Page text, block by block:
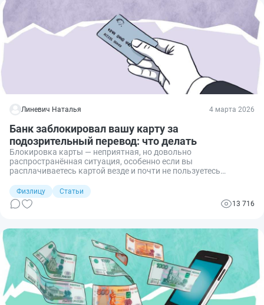
Линевич Наталья 4 марта 2026
Банк заблокировал вашу карту за
подозрительный перевод: что делать
Блокировка карты — неприятная, но довольно
распространённая ситуация, особенно если вы
расплачиваетесь картой везде и почти не пользуетесь
блокирует карту или счёт, как снять блокировку, сколько это
занимает времени и как действовать, если разблокировать
карту не получается.
Физлицу
Статьи
13 716